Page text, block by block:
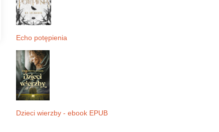
Echo potępienia
Dzieci wierzby - ebook EPUB